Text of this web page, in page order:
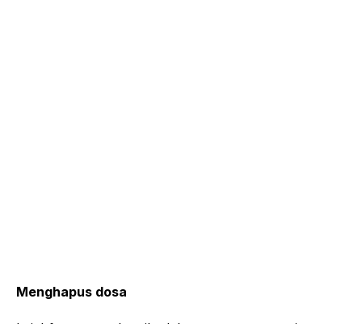
Menghapus dosa